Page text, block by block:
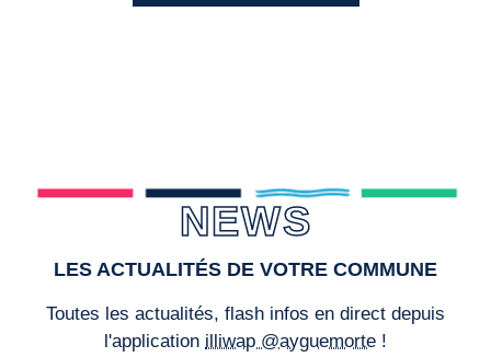
NEWS
LES ACTUALITÉS DE VOTRE COMMUNE
Toutes les actualités, flash infos en direct depuis
l'application illiwap @ayguemorte !